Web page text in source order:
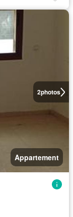
2photos
Appartement